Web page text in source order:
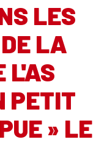
LES
LA
L'AS
PETIT
» LE